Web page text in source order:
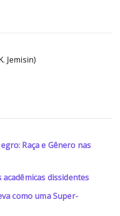
Jemisin)
Raça e Gênero nas
dissidentes
como uma Super-